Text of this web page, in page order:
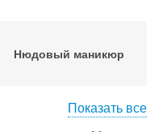
Нюдовый маникюр
Показать все